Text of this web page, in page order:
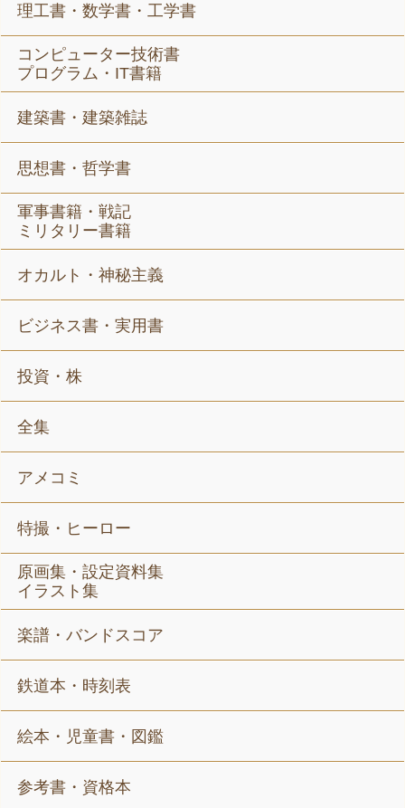
理工書・数学書・工学書
コンピューター技術書
プログラム・IT書籍
建築書・建築雑誌
思想書・哲学書
軍事書籍・戦記
ミリタリー書籍
オカルト・神秘主義
ビジネス書・実用書
投資・株
全集
アメコミ
特撮・ヒーロー
原画集・設定資料集
イラスト集
楽譜・バンドスコア
鉄道本・時刻表
絵本・児童書・図鑑
参考書・資格本